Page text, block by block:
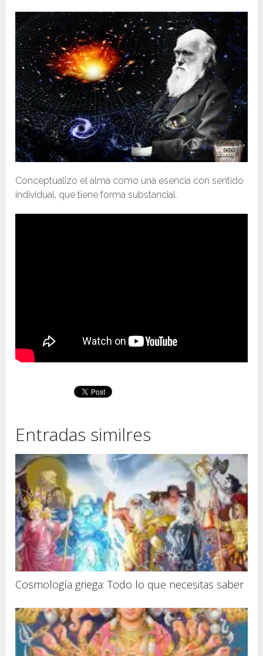
Conceptualizo el alma como una esencia con sentido
individual, que tiene forma substancial.
Entradas similres
Cosmología griega: Todo lo que necesitas saber